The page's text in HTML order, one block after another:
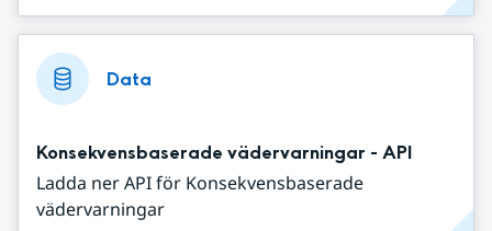
Data
Konsekvensbaserade vädervarningar - API
Ladda ner API för Konsekvensbaserade
vädervarningar